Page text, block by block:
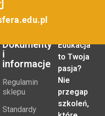
Dokumenty
informacje
sklepu
Edukacja
to Twoja
pasja?
Nie
przegap